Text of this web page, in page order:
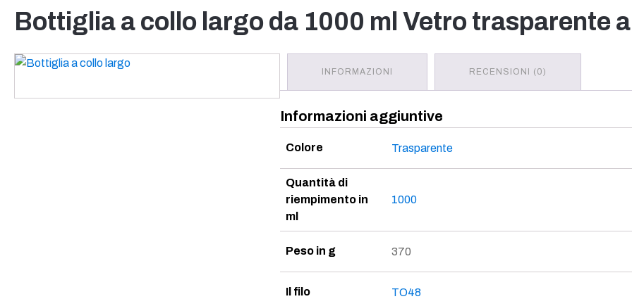
PP
rPET
Gres
Banda stagnata
Bottiglia a collo largo da 1000 ml Vetro trasparente
INFORMAZIONI RECENSIONI (0)
Informazioni aggiuntive
Colore Trasparente
Quantità di
riempimento in
ml
1000
Peso in g 370
Il filo TO48